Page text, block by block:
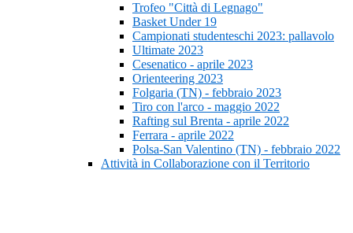
Trofeo "Città di Legnago"
Basket Under 19
Campionati studenteschi 2023: pallavolo
Ultimate 2023
Cesenatico - aprile 2023
Orienteering 2023
Folgaria (TN) - febbraio 2023
Tiro con l'arco - maggio 2022
Rafting sul Brenta - aprile 2022
Ferrara - aprile 2022
Polsa-San Valentino (TN) - febbraio 2022
Attività in Collaborazione con il Territorio